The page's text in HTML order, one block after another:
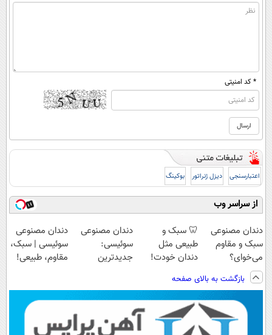
* کد امنیتی
اعتبارسنجی دیزل ژنراتور بوکینگ
از سراسر وب
دندان مصنوعی
سبک و مقاوم
می‌خوای؟
پرداخت اقساطی
هم داریم!😍 |
📍تهران
🦷 سبک و
طبیعی مثل
دندان خودت!
پرداخت اقساطی
💳 📍 تهران
دندان مصنوعی
سوئیسی:
جدیدترین
پرداخت قسطی
دندان مصنوعی
سوئیسی | سبک،
مقاوم، طبیعی!
اقساطی😍
بازگشت به بالای صفحه